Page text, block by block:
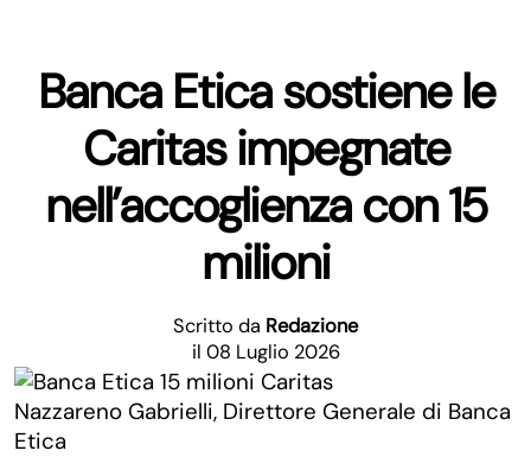
Banca Etica sostiene le
Caritas impegnate
nell’accoglienza con 15
milioni
Scritto da Redazione
il 08 Luglio 2026
Nazzareno Gabrielli, Direttore Generale di Banca
Etica